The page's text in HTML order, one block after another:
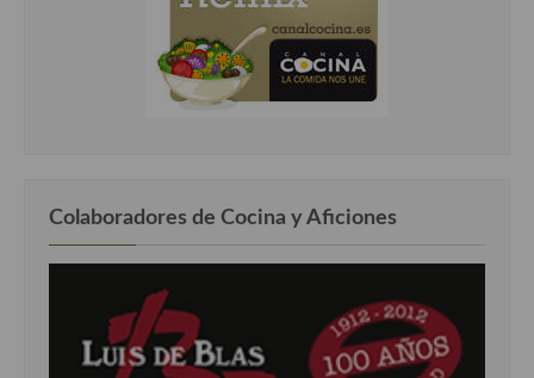
Colaboradores de Cocina y Aficiones